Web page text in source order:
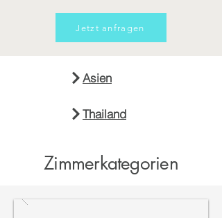
Jetzt anfragen
Asien
Thailand
Zimmerkategorien